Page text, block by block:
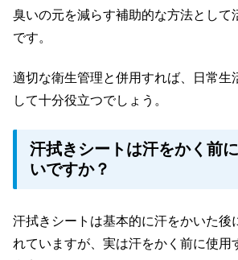
臭いの元を減らす補助的な方法として
です。
適切な衛生管理と併用すれば、日常生
して十分役立つでしょう。
汗拭きシートは汗をかく前
いですか？
汗拭きシートは基本的に汗をかいた後
れていますが、実は汗をかく前に使用